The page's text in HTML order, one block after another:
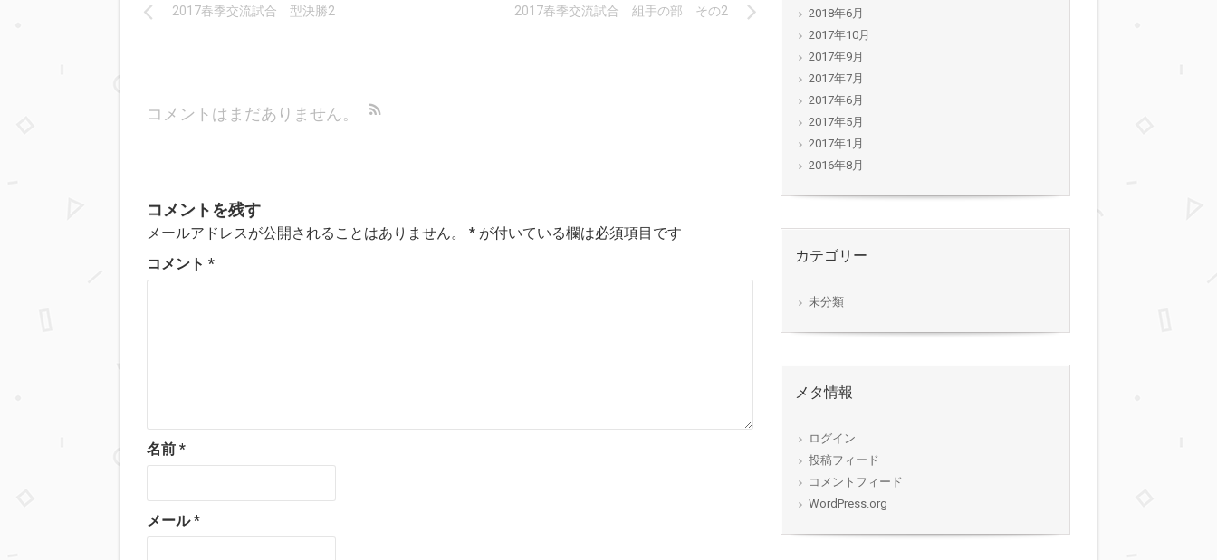
2017春季交流試合 型決勝2 2017春季交流試合 組手の部 その2
コメントはまだありません。
コメントを残す
メールアドレスが公開されることはありません。 * が付いている欄は必須項目です
コメント *
名前 *
メール*
2018年6月
2017年10月
2017年9月
2017年7月
2017年6月
2017年5月
2017年1月
2016年8月
カテゴリー
未分類
メタ情報
ログイン
投稿フィード
コメントフィード
WordPress.org